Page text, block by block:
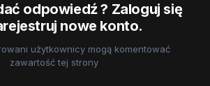
odpowiedź ? Zaloguj się
nowe konto.
użytkownicy mogą komentować
zawartość tej strony